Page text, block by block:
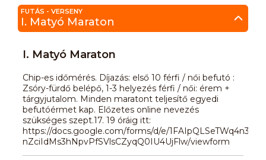
FUTÁS - VERSENY
I. Matyó Maraton
I. Matyó Maraton
Chip-es időmérés. Díjazás: első 10 férfi / női befutó :
Zsóry-fürdő belépő, 1-3 helyezés férfi / női: érem +
tárgyjutalom. Minden maratont teljesítő egyedi
befutóérmet kap. Előzetes online nevezés
szükséges szept.17. 19 óráig itt:
https://docs.google.com/forms/d/e/
nZciIdMs3hNpvPfSVlsCZyqQ0IU4UjFlw/viewform